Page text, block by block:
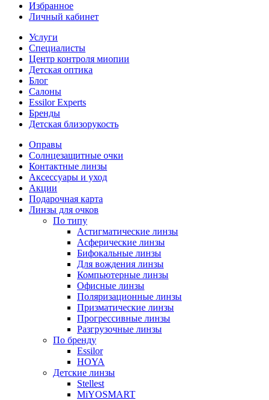
Избранное
Личный кабинет
Услуги
Специалисты
Центр контроля миопии
Детская оптика
Блог
Салоны
Essilor Experts
Бренды
Детская близорукость
Оправы
Солнцезащитные очки
Контактные линзы
Аксессуары и уход
Акции
Подарочная карта
Линзы для очков
По типу
Астигматические линзы
Асферические линзы
Бифокальные линзы
Для вождения линзы
Компьютерные линзы
Офисные линзы
Поляризационные линзы
Призматические линзы
Прогрессивные линзы
Разгрузочные линзы
По бренду
Essilor
HOYA
Детские линзы
Stellest
MiYOSMART